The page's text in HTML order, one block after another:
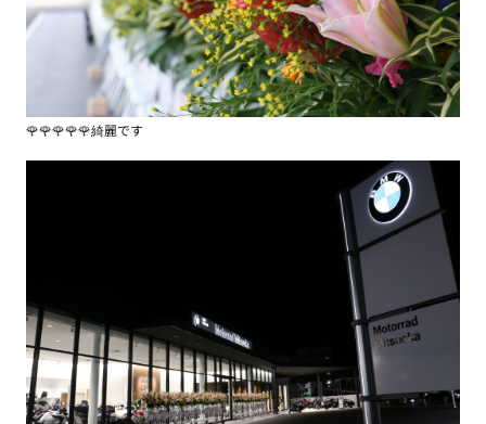
🌹🌹🌹🌹🌹綺麗です